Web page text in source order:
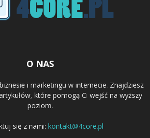
O NAS
i marketingu w internecie. Znajdziesz
które pomogą Ci wejść na wyższy
poziom.
się z nami: kontakt@4core.pl